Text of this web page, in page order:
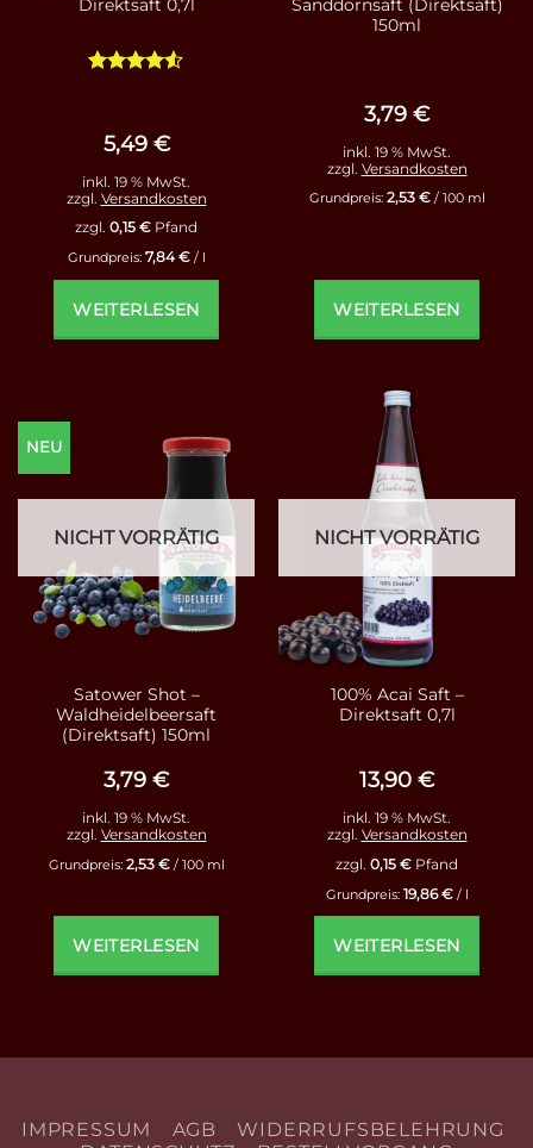
Direktsaft 0,7l
5,49 €
inkl. 19 % MwSt.
zzgl. Versandkosten
zzgl. 0,15 € Pfand
Grundpreis: 7,84€/ l
WEITERLESEN
Sanddornsaft (Direktsaft)
150ml
3,79 €
inkl. 19 % MwSt.
zzgl. Versandkosten
Grundpreis: 2,53 €/ 100 ml
WEITERLESEN
NEU
NICHT VORRÄTIG
Satower Shot –
Waldheidelbeersaft
(Direktsaft) 150ml
3,79 €
inkl. 19 % MwSt.
zzgl. Versandkosten
Grundpreis: 2,53 €/ 100 ml
WEITERLESEN
NICHT VORRÄTIG
100% Acai Saft –
Direktsaft 0,7l
13,90 €
inkl. 19 % MwSt.
zzgl. Versandkosten
zzgl. 0,15 € Pfand
Grundpreis: 19,86€/ l
WEITERLESEN
IMPRESSUM AGB
WIDERRUFSBELEHRUNG